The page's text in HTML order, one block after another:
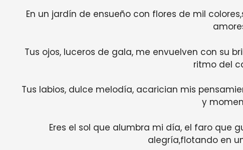
En un jardín de ensueño con flores de mil
Tus ojos, luceros de gala, me envuelven con su
ritmo del
Tus labios, dulce melodía, acarician mis
y
Eres el sol que alumbra mi día, el faro que
alegría,flotando en